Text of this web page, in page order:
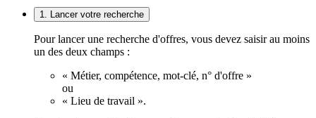
1. Lancer votre recherche
Pour lancer une recherche d'offres, vous devez saisir au moins
un des deux champs :
« Métier, compétence, mot-clé, n° d'offre »
ou
« Lieu de travail ».